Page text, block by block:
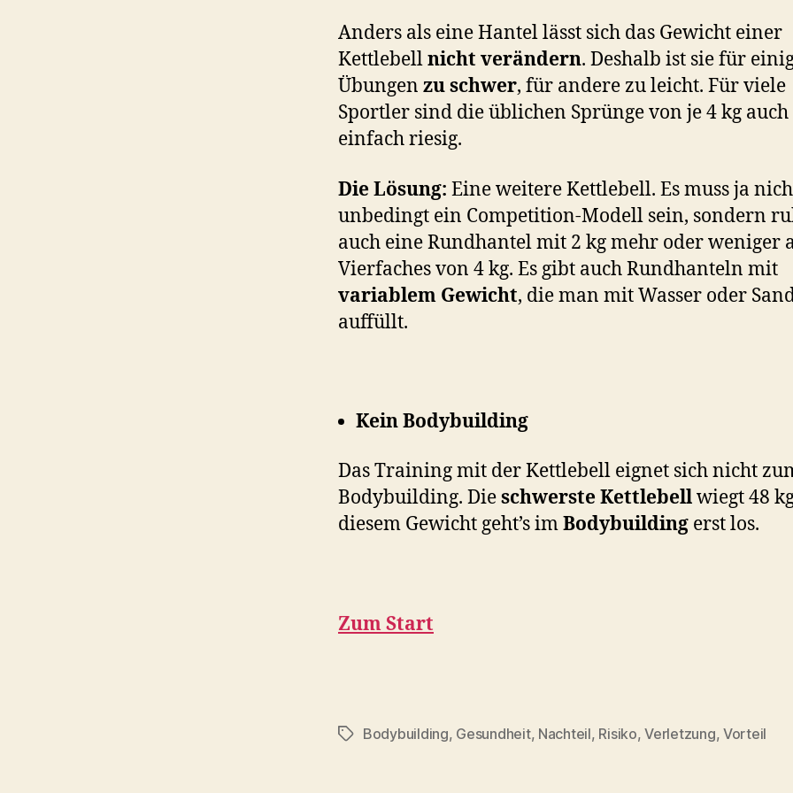
Anders als eine Hantel lässt sich das Gewicht einer
Kettlebellnicht verändern. Deshalb ist sie für
Übungen zu schwer, für andere zu leicht. Für viele
Sportler sind die üblichen Sprünge von je 4 kg auch
einfach riesig.
Die Lösung: Eine weitere Kettlebell. Es muss ja
unbedingt ein Competition-Modell sein, sondern
auch eine Rundhantel mit 2 kg mehr oder weniger
Vierfaches von 4 kg. Es gibt auch Rundhanteln mit
variablem Gewicht, die man mit Wasser oder
auffüllt.
Kein Bodybuilding
Das Training mit der Kettlebell eignet sich nicht
Bodybuilding. Dieschwerste Kettlebellwiegt 48
diesem Gewicht geht’s imBodybuilding erst los.
Zum Start
Schlagwörter
Bodybuilding, Gesundheit, Nachteil, Risiko,Verletzung, Vorteil